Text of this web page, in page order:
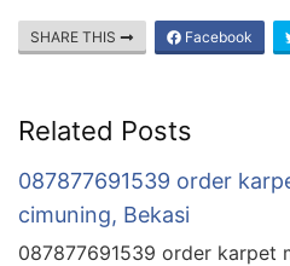
SHARE THIS Facebook
Related Posts
087877691539 order
cimuning, Bekasi
087877691539 order karpet